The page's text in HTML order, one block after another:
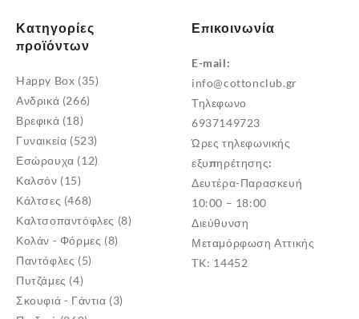
Κατηγορίες
προϊόντων
Happy Box (35)
Ανδρικά (266)
Βρεφικά (18)
Γυναικεία (523)
Εσώρουχα (12)
Καλσόν (15)
Κάλτσες (468)
Καλτσοπαντόφλες (8)
Κολάν - Φόρμες (8)
Παντόφλες (5)
Πυτζάμες (4)
Σκουφιά - Γάντια (3)
Επικοινωνία
E-mail:
info@cottonclub.gr
Τηλεφωνο
6937149723
Ώρες τηλεφωνικής
εξυπηρέτησης:
Δευτέρα-Παρασκευή
10:00 – 18:00
Διεύθυνση
Μεταμόρφωση Αττικής
TK: 14452